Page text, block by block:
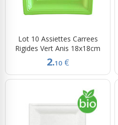
Lot 10 Assiettes Carrees
Rigides Vert Anis 18x18cm
2.10 €